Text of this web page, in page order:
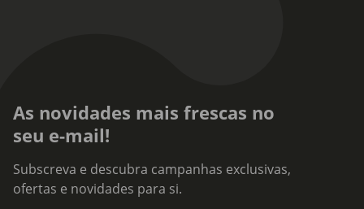
As novidades mais frescas no
seu e-mail!
Subscreva e descubra campanhas exclusivas,
ofertas e novidades para si.